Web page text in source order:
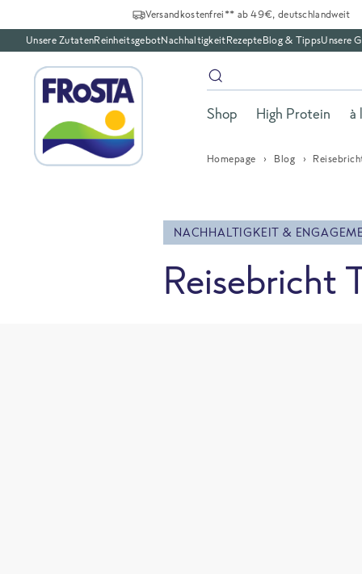
Versandkostenfrei** ab 49€, deutschlandweit
Unsere ZutatenReinheitsgebotNachhaltigkeitRezepteBlog & TippsUnsere
Shop High Protein à
Homepage Blog
NACHHALTIGKEIT &
Reisebricht